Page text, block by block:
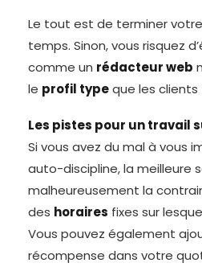
Le tout est de terminer
temps. Sinon, vous risquez
comme un rédacteur web
le profil typeque les clients
Les pistes pour un travail
Si vous avez du mal à vous
auto-discipline, la meilleure
malheureusement la
des horaires fixes sur
Vous pouvez également
récompense dans votre